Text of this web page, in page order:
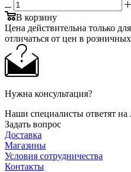
В корзину
Цена действительна только
отличаться от цен в
Нужна консультация?
Наши специалисты ответят
Задать вопрос
Доставка
Магазины
Условия сотрудничества
Контакты